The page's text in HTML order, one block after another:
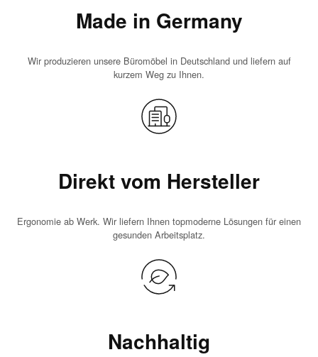
Made in Germany
Wir produzieren unsere Büromöbel in Deutschland und liefern auf
kurzem Weg zu Ihnen.
Direkt vom Hersteller
Ergonomie ab Werk. Wir liefern Ihnen topmoderne Lösungen für einen
gesunden Arbeitsplatz.
Nachhaltig